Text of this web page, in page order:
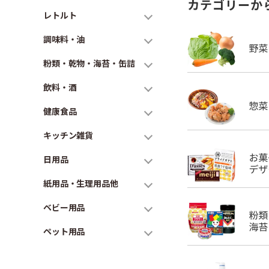
レトルト
調味料・油
粉類・乾物・海苔・缶詰
飲料・酒
健康食品
キッチン雑貨
日用品
紙用品・生理用品他
ベビー用品
ペット用品
カテゴリーか